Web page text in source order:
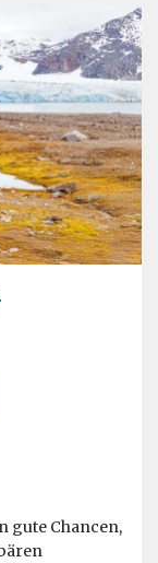
gute Chancen,